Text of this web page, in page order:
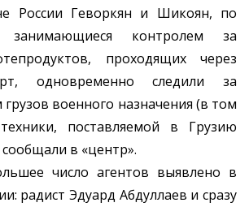
России Геворкян и Шикоян, по
контролем за
проходящих через
одновременно следили за
военного назначения (в том
поставляемой в Грузию
в «центр».
число агентов выявлено в
радист Эдуард Абдуллаев и сразу